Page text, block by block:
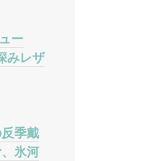
ー
みレザ
季戴
氷河